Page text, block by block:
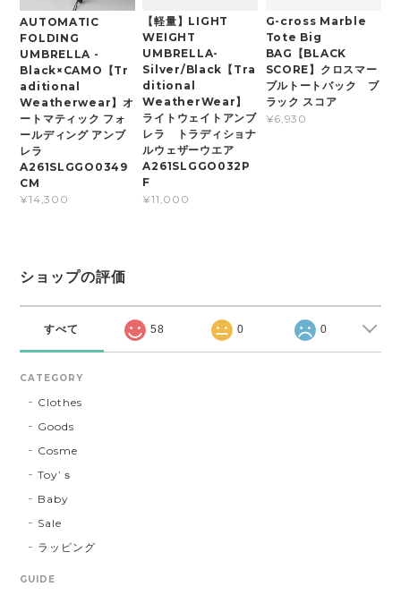
AUTOMATIC
FOLDING
UMBRELLA -
Black×CAMO【Tr
aditional
Weatherwear】オ
ートマティック フォ
ールディング アンブ
レラ
A261SLGGO0349
CM
¥14,300
【軽量】LIGHT
WEIGHT
UMBRELLA-
Silver/Black【Tra
ditional
WeatherWear】
ライトウェイトアンブ
レラ トラディショナ
ルウェザーウエア
A261SLGGO032P
F
¥11,000
G-cross Marble
Tote Big
BAG【BLACK
SCORE】クロスマー
ブルトートバック ブ
ラック スコア
¥6,930
ショップの評価
すべて 58 0 0
CATEGORY
Clothes
Goods
Cosme
Toy’ｓ
Baby
Sale
ラッピング
GUIDE